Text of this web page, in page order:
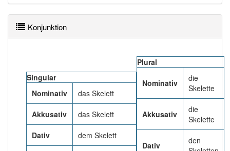
Artikel: 5
Das Wort wird häufig verwendet im Bereich
84% unserer Spielapp-Nutzer haben den Artikel
korrekt erraten.
Konjunktion
Singular
Nominativ
das Skelett
Akkusativ das Skelett
Dativ dem Skelett
Plural
Nominativ
die
Skelette
Akkusativ
die
Skelette
Dativ
den